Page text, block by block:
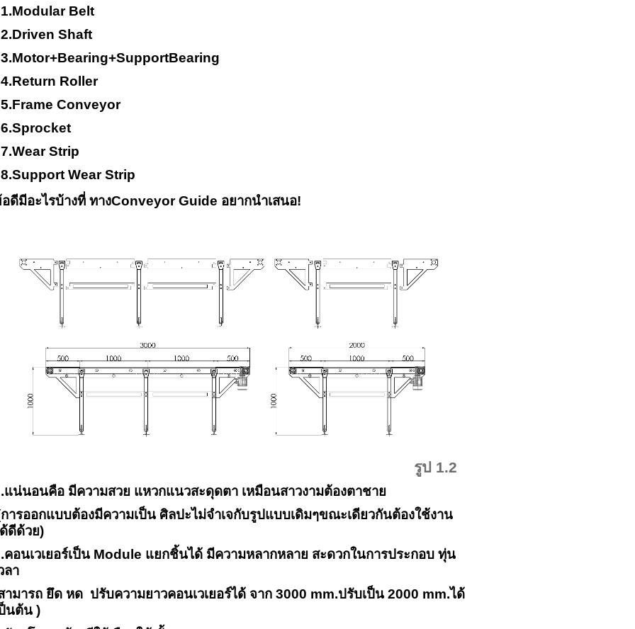
Modular Belt
Driven Shaft
Motor+Bearing+SupportBearing
Return Roller
Frame Conveyor
Sprocket
Wear Strip
Support Wear Strip
ดีมีอะไรบ้างที่ ทางConveyor Guide อยากนำเสนอ!
ป 1.2
แน่นอนคือ มีความสวย แหวกแนวสะดุดตา เหมือนสาวงามต้องตาชาย
ารออกแบบต้องมีความเป็น ศิลปะไม่จำเจกับรูปแบบเดิมๆขณะเดียวกันต้องใช้งาน
ดีด้วย)
คอนเวเยอร์เป็น Module แยกชิ้นได้ มีความหลากหลาย สะดวกในการประกอบ ทุ่น
ลา
ามารถ ยึด หด ปรับความยาวคอนเวเยอร์ได้ จาก 3000 mm.ปรับเป็น 2000 mm.ได้
นต้น )